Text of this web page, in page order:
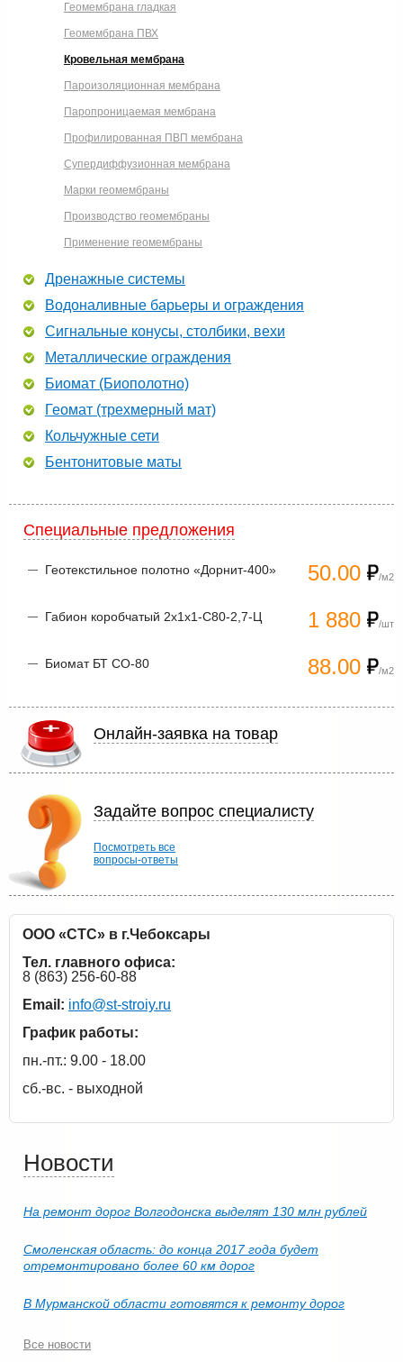
Геомембрана гладкая
Геомембрана ПВХ
Кровельная мембрана
Пароизоляционная мембрана
Паропроницаемая мембрана
Профилированная ПВП мембрана
Супердиффузионная мембрана
Марки геомембраны
Производство геомембраны
Применение геомембраны
Дренажные системы
Водоналивные барьеры и ограждения
Сигнальные конусы, столбики, вехи
Металлические ограждения
Биомат (Биополотно)
Геомат (трехмерный мат)
Кольчужные сети
Бентонитовые маты
Специальные предложения
50.00 /м2
Геотекстильное полотно «Дорнит-400»
1 880 /шт
Габион коробчатый 2х1х1-С80-2,7-Ц
88.00 /м2
Биомат БТ СО-80
Онлайн-заявка на товар
Задайте вопрос специалисту
Посмотреть все
вопросы-ответы
ООО «СТС» в г.Чебоксары
Тел. главного офиса:
8 (863) 256-60-88
Email: info@st-stroiy.ru
График работы:
пн.-пт.: 9.00 - 18.00
сб.-вс. - выходной
Новости
На ремонт дорог Волгодонска выделят 130 млн рублей
Смоленская область: до конца 2017 года будет
отремонтировано более 60 км дорог
В Мурманской области готовятся к ремонту дорог
Все новости